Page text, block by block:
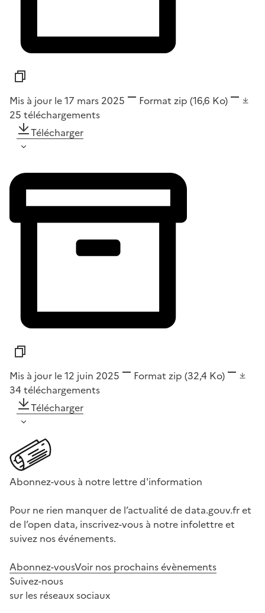
Mis à jour le 17 mars 2025 Format zip (16,6 Ko)
25 téléchargements
Télécharger
Mis à jour le 12 juin 2025 Format zip (32,4 Ko)
34 téléchargements
Télécharger
Abonnez-vous à notre lettre d'information
Pour ne rien manquer de l’actualité de data.gouv.fr et
de l’open data, inscrivez-vous à notre infolettre et
suivez nos événements.
Abonnez-vousVoir nos prochains évènements
Suivez-nous
sur les réseaux sociaux